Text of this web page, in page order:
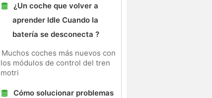
¿Un coche que volver a
aprender Idle Cuando la
batería se desconecta ?
Muchos coches más nuevos con
los módulos de control del tren
motri
Cómo solucionar problemas